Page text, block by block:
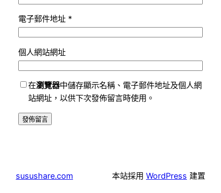
電子郵件地址 *
個人網站網址
在瀏覽器中儲存顯示名稱、電子郵件地址及個人網
站網址，以供下次發佈留言時使用。
susushare.com 本站採用 WordPress 建置